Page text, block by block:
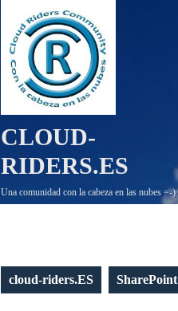
CLOUD-
RIDERS.ES
Una comunidad con la cabeza en las nubes =-)
cloud-riders.ES SharePoint